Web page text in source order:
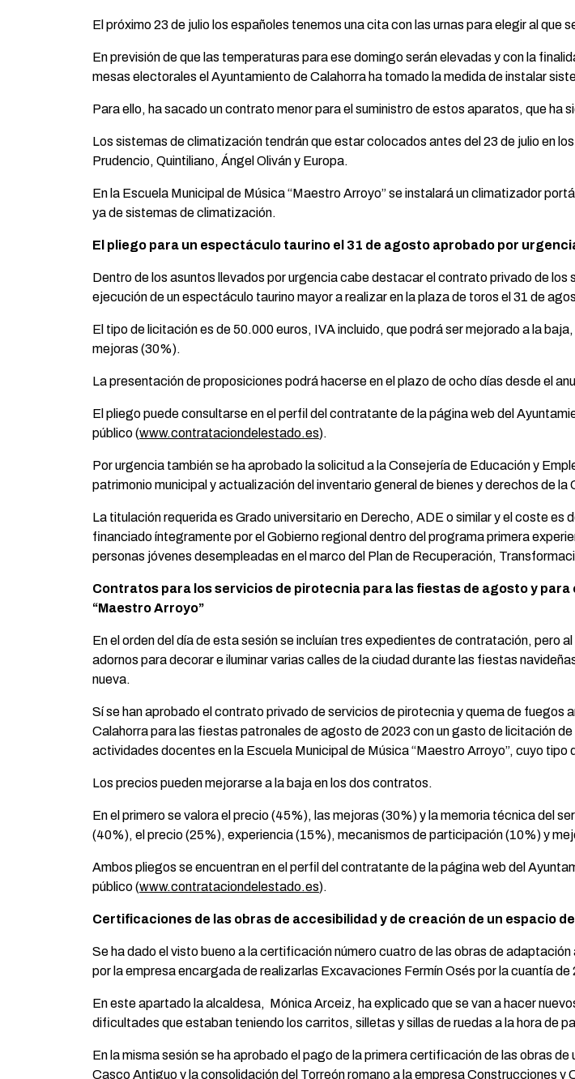
El próximo 23 de julio los españoles tenemos una cita con las urnas para elegir al que
En previsión de que las temperaturas para ese domingo serán elevadas y con la
mesas electorales el Ayuntamiento de Calahorra ha tomado la medida de instalar
Para ello, ha sacado un contrato menor para el suministro de estos aparatos, que
Los sistemas de climatización tendrán que estar colocados antes del 23 de julio en
Prudencio, Quintiliano, Ángel Oliván y Europa.
En la Escuela Municipal de Música “Maestro Arroyo” se instalará un climatizador
ya de sistemas de climatización.
El pliego para un espectáculo taurino el 31 de agosto aprobado por
Dentro de los asuntos llevados por urgencia cabe destacar el contrato privado de
ejecución de un espectáculo taurino mayor a realizar en la plaza de toros el 31 de
El tipo de licitación es de 50.000 euros, IVA incluido, que podrá ser mejorado a la
mejoras (30%).
La presentación de proposiciones podrá hacerse en el plazo de ocho días desde el
El pliego puede consultarse en el perfil del contratante de la página web del
público (www.contrataciondelestado.es).
Por urgencia también se ha aprobado la solicitud a la Consejería de Educación y
patrimonio municipal y actualización del inventario general de bienes y derechos de la
La titulación requerida es Grado universitario en Derecho, ADE o similar y el coste
financiado íntegramente por el Gobierno regional dentro del programa primera
personas jóvenes desempleadas en el marco del Plan de Recuperación,
Contratos para los servicios de pirotecnia para las fiestas de agosto y
“Maestro Arroyo”
En el orden del día de esta sesión se incluían tres expedientes de contratación, pero
adornos para decorar e iluminar varias calles de la ciudad durante las fiestas
nueva.
Sí se han aprobado el contrato privado de servicios de pirotecnia y quema de
Calahorra para las fiestas patronales de agosto de 2023 con un gasto de licitación
actividades docentes en la Escuela Municipal de Música “Maestro Arroyo”, cuyo tipo
Los precios pueden mejorarse a la baja en los dos contratos.
En el primero se valora el precio (45%), las mejoras (30%) y la memoria técnica del
(40%), el precio (25%), experiencia (15%), mecanismos de participación (10%) y
Ambos pliegos se encuentran en el perfil del contratante de la página web del
público (www.contrataciondelestado.es).
Certificaciones de las obras de accesibilidad y de creación de un espacio
Se ha dado el visto bueno a la certificación número cuatro de las obras de
por la empresa encargada de realizarlas Excavaciones Fermín Osés por la cuantía
En este apartado la alcaldesa, Mónica Arceiz, ha explicado que se van a hacer
dificultades que estaban teniendo los carritos, silletas y sillas de ruedas a la hora de
En la misma sesión se ha aprobado el pago de la primera certificación de las obras
Casco Antiguo y la consolidación del Torreón romano a la empresa Construcciones